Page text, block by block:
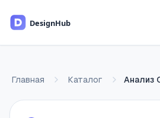
Главная Каталог Анализ